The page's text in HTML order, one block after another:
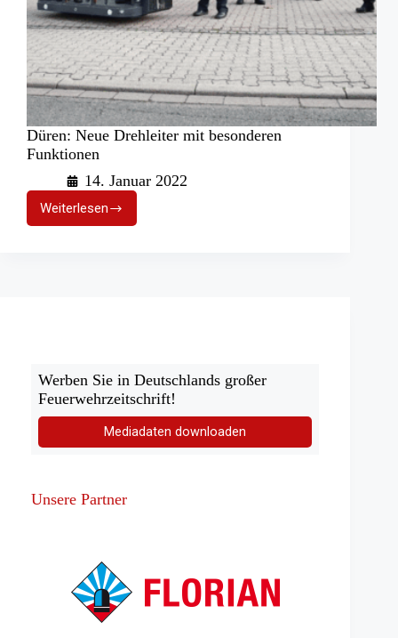
Düren: Neue Drehleiter mit besonderen
Funktionen
14. Januar 2022
Weiterlesen
Düren:
Neue
Werben Sie in Deutschlands großer
Feuerwehrzeitschrift!
Mediadaten downloaden
Unsere Partner